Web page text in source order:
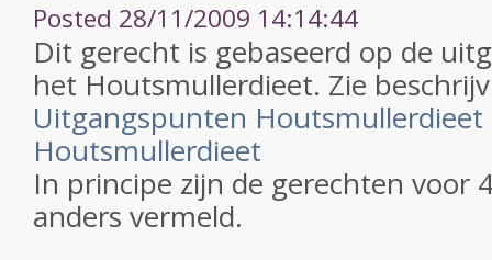
Posted 28/11/2009 14:14:44
Dit gerecht is gebaseerd op de
het Houtsmullerdieet. Zie
Uitgangspunten Houtsmullerdieet
Houtsmullerdieet
In principe zijn de gerechten voor
anders vermeld.